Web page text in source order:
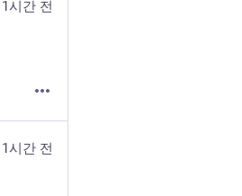
1시간 전
1시간 전